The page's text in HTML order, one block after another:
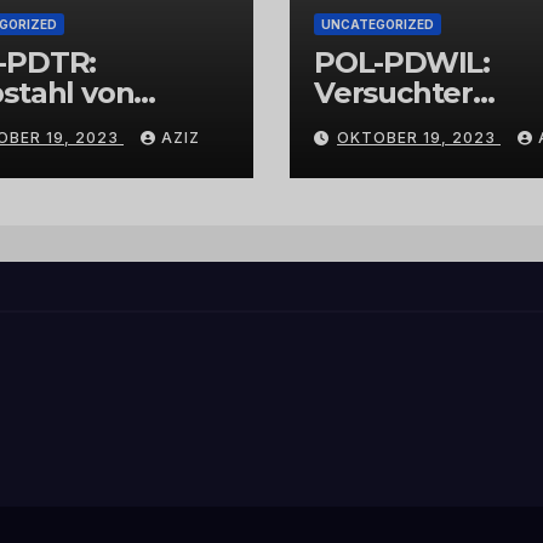
PDTR:
von
19, 2023 AZIZ
UNCATEGORIZED
POL-PDWIL:
Versuchter
Einbruch im
Gewerbegebiet
Wittlich
OKTOBER 19, 2023